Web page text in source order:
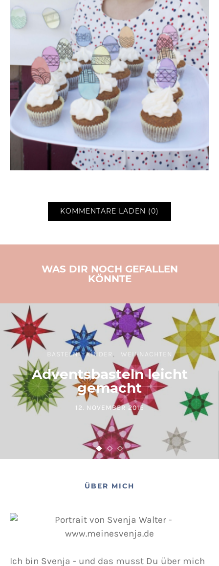
KOMMENTARE LADEN (0)
WAS DIR NOCH GEFALLEN
KÖNNTE
BASTELN KINDER WEIHNACHTEN
Adventsbasteln leicht
gemacht
POSTED ON
12. NOVEMBER 2015
ÜBER MICH
Ich bin Svenja - und das musst Du über mich